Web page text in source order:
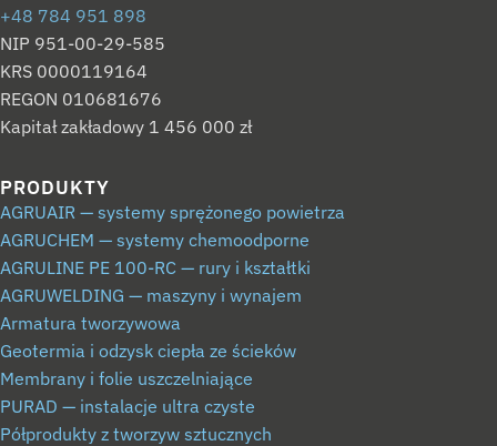
+48 784 951 898
NIP 951-00-29-585
KRS 0000119164
REGON 010681676
Kapitał zakładowy 1 456 000 zł
PRODUKTY
AGRUAIR — systemy sprężonego powietrza
AGRUCHEM — systemy chemoodporne
AGRULINE PE 100-RC — rury i kształtki
AGRUWELDING — maszyny i wynajem
Armatura tworzywowa
Geotermia i odzysk ciepła ze ścieków
Membrany i folie uszczelniające
PURAD — instalacje ultra czyste
Półprodukty z tworzyw sztucznych